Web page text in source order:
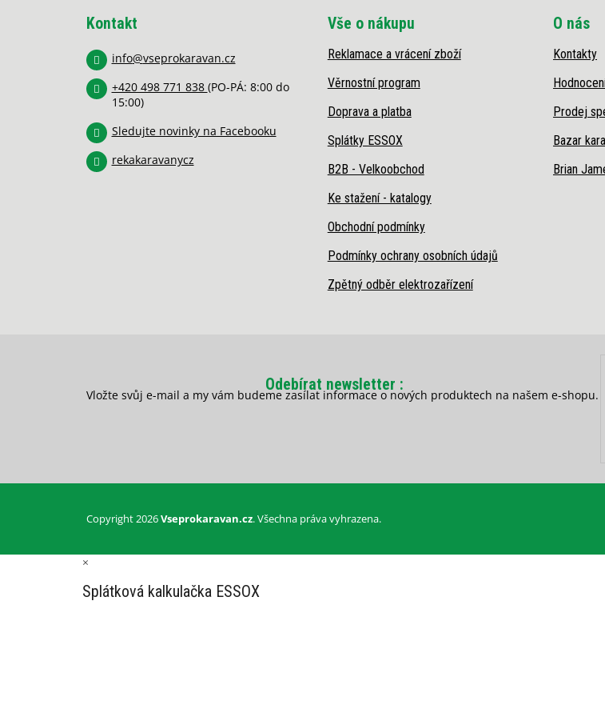
Kontakt
info@vseprokaravan.cz
+420 498 771 838 (PO-PÁ: 8:00 do
15:00)
Sledujte novinky na Facebooku
rekakaravanycz
Vše o nákupu
Reklamace a vrácení zboží
Věrnostní program
Doprava a platba
Splátky ESSOX
B2B - Velkoobchod
Ke stažení - katalogy
Obchodní podmínky
Podmínky ochrany osobních údajů
Zpětný odběr elektrozařízení
O nás
Kontakty
Prodej
Bazar
Brian
Odebírat newsletter
Vložte svůj e-mail a my vám budeme zasílat informace o nových produktech na našem e-shopu.
Copyright 2026Vseprokaravan.cz. Všechna práva vyhrazena.
×
Splátková kalkulačka ESSOX